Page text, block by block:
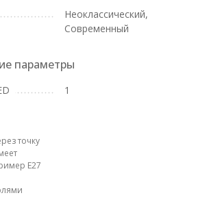
Неоклассический,
Современный
параметры
1
точку
E27